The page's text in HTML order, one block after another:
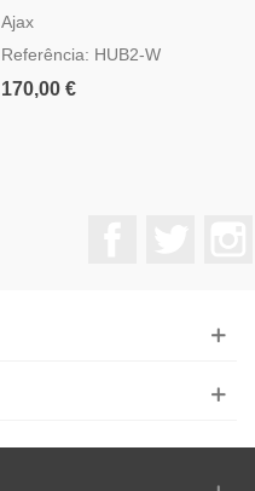
Branco Compatível Com
Ajax
Referência: HUB2-W
170,00 €